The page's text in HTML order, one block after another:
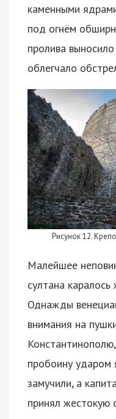
каменными
под огнём
пролива
облегчало
Рисунок 12.
Малейшее
султана
Однажды
внимания на
пробоину ударом
замучили, а
принял жестокую